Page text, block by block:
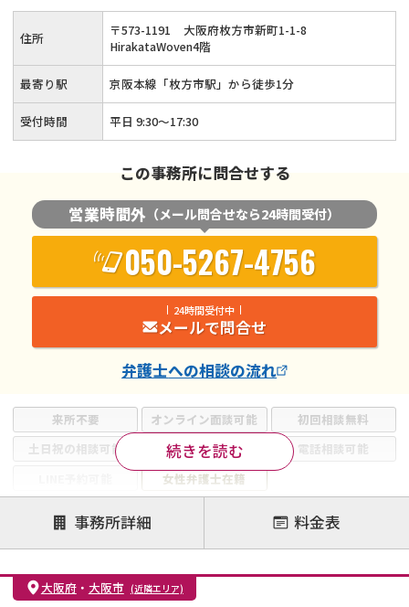
来所不要 オンライン面談可能
初回相談無料
土日祝の相談可能
19時以降電話可能
電話相談可能
女性弁護士在籍
注力案件
離婚前相談
離婚調停
離婚裁判
親権・面会交流権
DV
モラハラ
続きを読む
住所 〒573-1191
大阪府枚方市新町1-1-8
HirakataWoven4階
最寄り駅 京阪本線「枚方市駅」から徒歩1分
受付時間 平日 9:30～17:30
この事務所に問合せする
営業時間外 （メール問合せなら24時間受付）
050-5267-4756
24時間受付中
メールで問合せ
弁護士への相談の流れ
事務所詳細 料金表
大阪府・ 大阪市 (近隣エリア)